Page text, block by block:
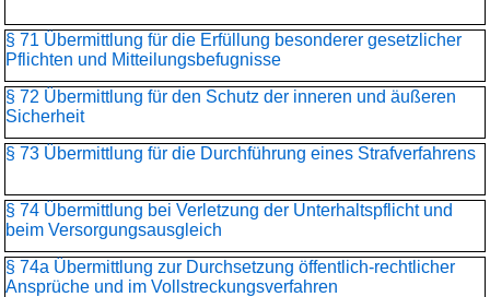
§ 71 Übermittlung für die Erfüllung besonderer gesetzlicher
Pflichten und Mitteilungsbefugnisse
§ 72 Übermittlung für den Schutz der inneren und äußeren
Sicherheit
§ 73 Übermittlung für die Durchführung eines Strafverfahrens
§ 74 Übermittlung bei Verletzung der Unterhaltspflicht und
beim Versorgungsausgleich
§ 74a Übermittlung zur Durchsetzung öffentlich-rechtlicher
Ansprüche und im Vollstreckungsverfahren